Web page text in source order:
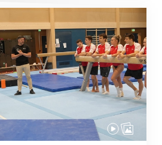
avec des objectifs clairs